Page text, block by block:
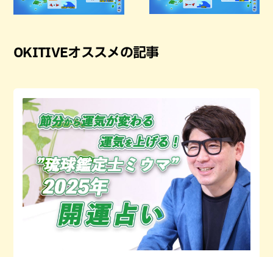
OKITIVEオススメの記事